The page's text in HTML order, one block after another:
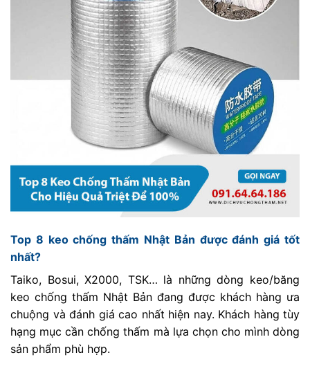
Top 8 keo chống thấm Nhật Bản được đánh giá tốt
nhất?
Taiko, Bosui, X2000, TSK… là những dòng keo/băng
keo chống thấm Nhật Bản đang được khách hàng ưa
chuộng và đánh giá cao nhất hiện nay. Khách hàng tùy
hạng mục cần chống thấm mà lựa chọn cho mình dòng
sản phẩm phù hợp.